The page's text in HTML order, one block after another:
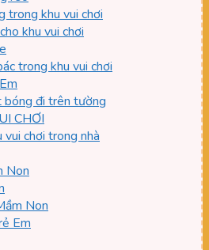
trong khu vui chơi
khu vui chơi
trong khu vui chơi
đi trên tường
CHƠI
chơi trong nhà
Non
Non
Em